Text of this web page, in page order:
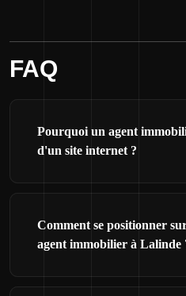
FAQ
Pourquoi un agent
d'un site internet ?
Comment se positionner
agent immobilier à Lalinde